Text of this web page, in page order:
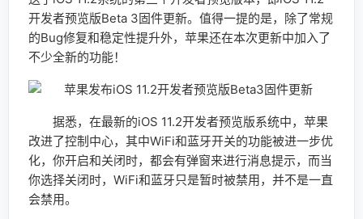
开发者预览版Beta 3固件更新。值得一提的是，除了常规
的Bug修复和稳定性提升外，苹果还在本次更新中加入了
不少全新的功能！
据悉，在最新的iOS 11.2开发者预览版系统中，苹果
改进了控制中心，其中WiFi和蓝牙开关的功能被进一步优
化，你开启和关闭时，都会有弹窗来进行消息提示，而当
你选择关闭时，WiFi和蓝牙只是暂时被禁用，并不是一直
会禁用。